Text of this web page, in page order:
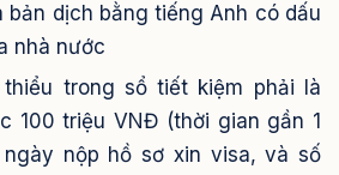
bản dịch bằng tiếng Anh có dấu
nhà nước
trong sổ tiết kiệm phải là
100 triệu VNĐ (thời gian gần 1
nộp hồ sơ xin visa, và số